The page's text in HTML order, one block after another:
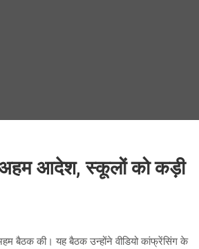
अहम आदेश, स्कूलों को कड़ी
बैठक की। यह बैठक उन्होंने वीडियो कांफ्रेंसिंग के